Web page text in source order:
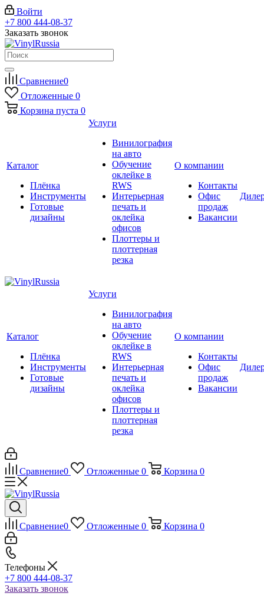
Войти
+7 800 444-08-37
Заказать звонок
Сравнение0
Отложенные 0
Корзина пуста 0
Каталог
Плёнка
Инструменты
Готовые
дизайны
Услуги
Винилография
на авто
Обучение
оклейке в
RWS
Интерьерная
печать и
оклейка
офисов
Плоттеры и
плоттерная
резка
О компании
Контакты
Офис
продаж
Вакансии
Каталог
Плёнка
Инструменты
Готовые
дизайны
Услуги
Винилография
на авто
Обучение
оклейке в
RWS
Интерьерная
печать и
оклейка
офисов
Плоттеры и
плоттерная
резка
О компании
Контакты
Офис
продаж
Вакансии
Сравнение0 Отложенные 0 Корзина 0
Сравнение0 Отложенные 0 Корзина 0
Телефоны
+7 800 444-08-37
Заказать звонок